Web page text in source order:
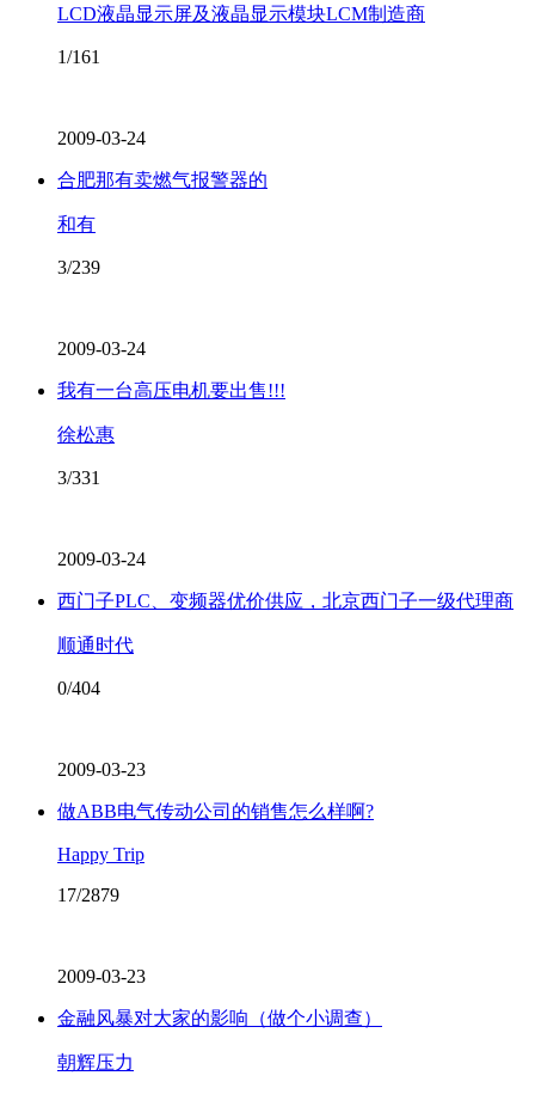
LCD液晶显示屏及液晶显示模块LCM制造商
1/161
2009-03-24
合肥那有卖燃气报警器的
和有
3/239
2009-03-24
我有一台高压电机要出售!!!
徐松惠
3/331
2009-03-24
西门子PLC、变频器优价供应，北京西门子一级代理商
顺通时代
0/404
2009-03-23
做ABB电气传动公司的销售怎么样啊?
Happy Trip
17/2879
2009-03-23
金融风暴对大家的影响（做个小调查）
朝辉压力